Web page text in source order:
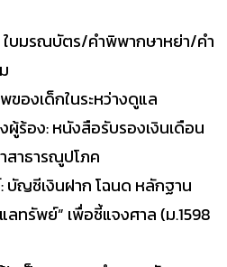
ใบมรณบัตร/คำพิพากษาหย่า/คำ
ของเด็กในระหว่างดูแล
ผู้ร้อง: หนังสือรับรองเงินเดือน
สาธารณูปโภค
บัญชีเงินฝาก โฉนด หลักฐาน
ทรัพย์” เพื่อชี้แจงศาล (ม.1598